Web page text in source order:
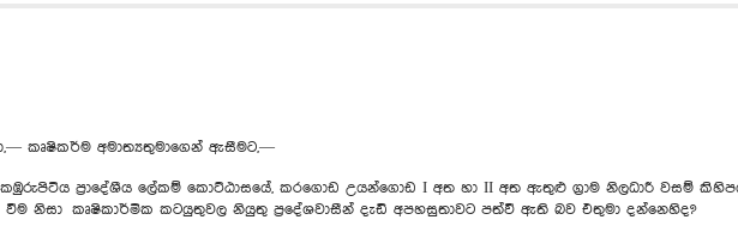
කෘෂිකර්ම අමාත්‍යතුමාගෙන් ඇසීමට,—
ප්‍රාදේශීය ලේකම් කොට්ඨාසයේ, කරගොඩ උයන්ගොඩ I අත හා II අත ඇතුළු ග්‍රාම නිලධාරී වසම්
නිසා කෘෂිකාර්මික කටයුතුවල නියුතු ප්‍ර‍දේශවාසීන් දැඩි අපහසුතාවට පත්වී ඇති බව එතුමා දන්නෙහිද?